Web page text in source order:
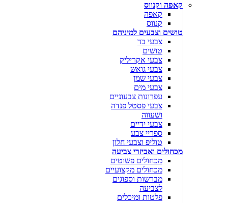
קאפה וקנווס
קאפה
קנווס
טושים וצבעים למיניהם
צבעי בד
טושים
צבעי אקריליק
צבעי גואש
צבעי שמן
צבעי מים
עפרונות צבעוניים
צבעי פסטל פנדה
ושעווה
צבעי ידיים
ספריי צבע
טוליפ וצבעי חלון
מכחולים ואביזרי צביעה
מכחולים פשוטים
מכחולים מקצועיים
מברשות וספוגים
לצביעה
פלטות ומיכלים